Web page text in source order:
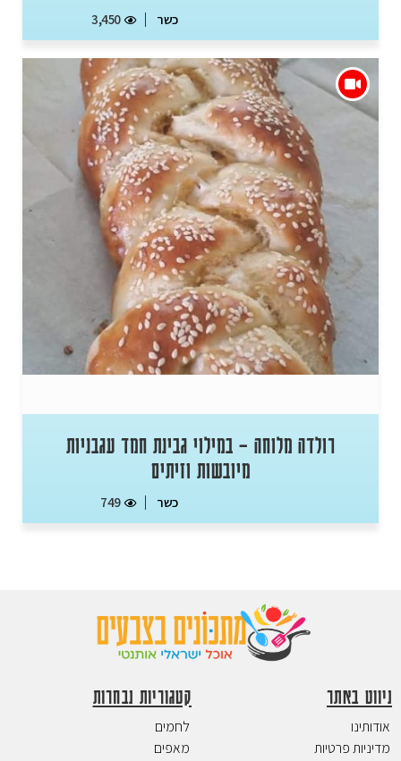
כשר 3,450
רולדה מלוחה – במילוי גבינת חמד עגבניות
מיובשות וזיתים
כשר 749
ניווט באתר
אודותינו
מדיניות פרטיות
קטגוריות נבחרות
לחמים
מאפים